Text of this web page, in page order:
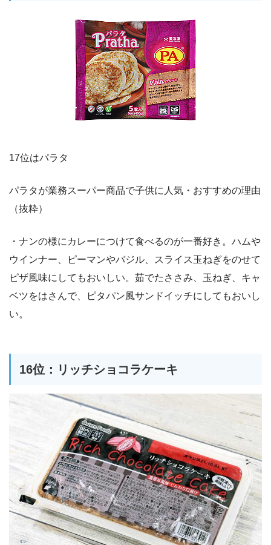
17位はパラタ
パラタが業務スーパー商品で子供に人気・おすすめの理由
（抜粋）
・ナンの様にカレーにつけて食べるのが一番好き。ハムや
ウインナー、ピーマンやバジル、スライス玉ねぎをのせて
ピザ風味にしてもおいしい。茹でたささみ、玉ねぎ、キャ
ベツをはさんで、ピタパン風サンドイッチにしてもおいし
い。
16位：リッチショコラケーキ